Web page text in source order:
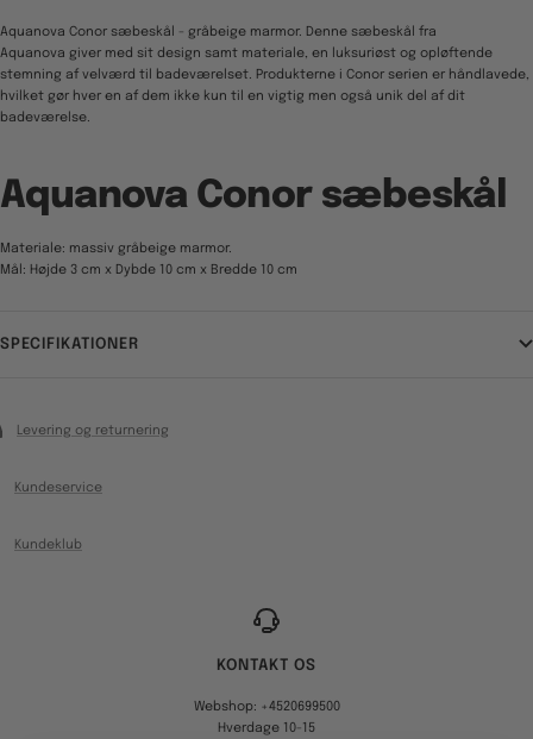
Aquanova Conor sæbeskål - gråbeige marmor. Denne sæbeskål fra
Aquanova giver med sit design samt materiale, en luksuriøst og opløftende
stemning af velværd til badeværelset. Produkterne i Conor serien er håndlavede,
hvilket gør hver en af dem ikke kun til en vigtig men også unik del af dit
badeværelse.
Aquanova Conor sæbeskål
Materiale: massiv gråbeige marmor.
Mål: Højde 3 cm x Dybde 10 cm x Bredde 10 cm
SPECIFIKATIONER
Levering og returnering
Kundeservice
Kundeklub
KONTAKT OS
Webshop: +4520699500
Hverdage 10-15